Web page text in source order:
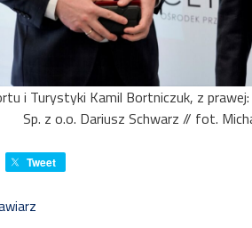
i Turystyki Kamil Bortniczuk, z
Sp. z o.o. Dariusz Schwarz // fot.
Tweet